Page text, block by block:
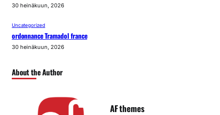
30 heinäkuun, 2026
Uncategorized
ordonnance Tramadol france
30 heinäkuun, 2026
About the Author
AF themes